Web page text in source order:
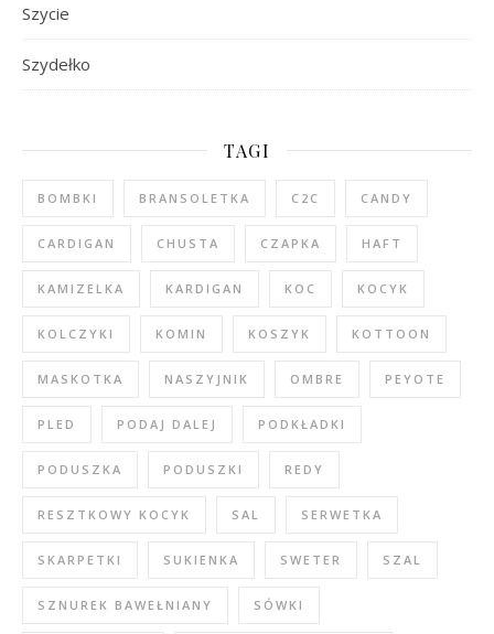
Szycie
Szydełko
TAGI
BOMBKI BRANSOLETKA C2C CANDY
CARDIGAN CHUSTA CZAPKA HAFT
KAMIZELKA KARDIGAN KOC KOCYK
KOLCZYKI KOMIN KOSZYK KOTTOON
MASKOTKA NASZYJNIK OMBRE PEYOTE
PLED PODAJ DALEJ PODKŁADKI
PODUSZKA PODUSZKI REDY
RESZTKOWY KOCYK SAL SERWETKA
SKARPETKI SUKIENKA SWETER SZAL
SZNUREK BAWEŁNIANY SÓWKI